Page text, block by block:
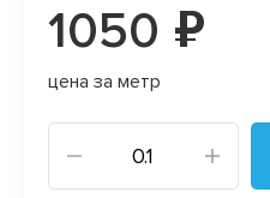
1050 ₽
цена за метр